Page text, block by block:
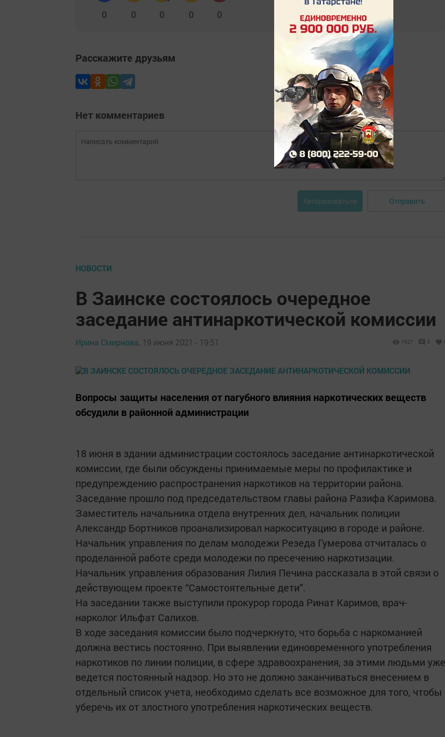
0 0 0 0 0
Расскажите друзьям
Нет комментариев
Авторизоваться Отправить
НОВОСТИ
В Заинске состоялось очередное
заседание антинаркотической комиссии
Ирина Смирнова, 19 июня 2021 - 19:51 1621 0
Вопросы защиты населения от пагубного влияния наркотических веществ
обсудили в районной администрации
18 июня в здании администрации состоялось заседание антинаркотической
комиссии, где были обсуждены принимаемые меры по профилактике и
предупреждению распространения наркотиков на территории района.
Заседание прошло под председательством главы района Разифа Каримова.
Заместитель начальника отдела внутренних дел, начальник полиции
Александр Бортников проанализировал наркоситуацию в городе и районе.
Начальник управления по делам молодежи Резеда Гумерова отчиталась о
проделанной работе среди молодежи по пресечению наркотизации.
Начальник управления образования Лилия Печина рассказала в этой связи о
действующем проекте “Самостоятельные дети”.
На заседании также выступили прокурор города Ринат Каримов, врач-
нарколог Ильфат Салихов.
В ходе заседания комиссии было подчеркнуто, что борьба с наркоманией
должна вестись постоянно. При выявлении единовременного употребления
наркотиков по линии полиции, в сфере здравоохранения, за этими людьми уже
ведется постоянный надзор. Но это не должно заканчиваться внесением в
отдельный список учета, необходимо сделать все возможное для того, чтобы
уберечь их от злостного употребления наркотических веществ.